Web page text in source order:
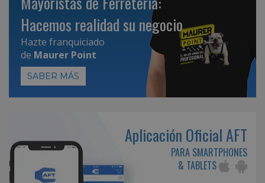
Hacemos realidad su negocio
Hazte franquiciado
de Maurer Point
SABER MÁS
Aplicación Oficial AFT
PARA SMARTPHONES
& TABLETS